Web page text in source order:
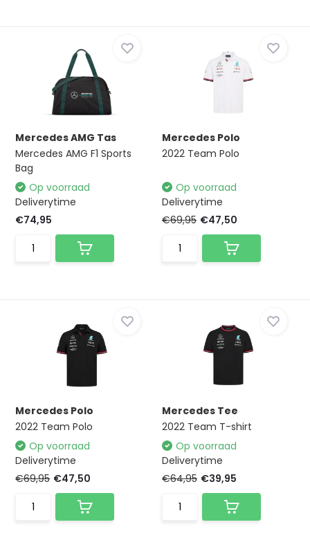
Mercedes AMG Tas
Mercedes AMG F1 Sports
Bag
Op voorraad
Deliverytime
€74,95
Mercedes Polo
2022 Team Polo
Op voorraad
Deliverytime
€69,95 €47,50
Mercedes Polo
2022 Team Polo
Op voorraad
Deliverytime
€69,95 €47,50
Mercedes Tee
2022 Team T-shirt
Op voorraad
Deliverytime
€64,95 €39,95